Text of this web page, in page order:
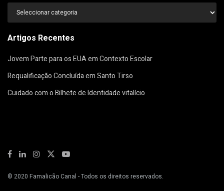
Categorias
Artigos Recentes
Jovem Parte para os EUA em Contexto Escolar
Requalificação Concluída em Santo Tirso
Cuidado com o Bilhete de Identidade vitalício
© 2020 Famalicão Canal - Todos os direitos reservados.